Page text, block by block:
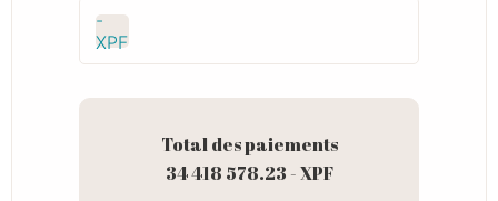
-
XPF
Total des paiements
34 418 578.23 - XPF